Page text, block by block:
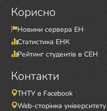
Корисно
Новини сервера ЕН
Статистика ЕНК
Рейтинг студентів в СЕН
Контакти
ТНТУ в Facebook
Web-сторінка університету